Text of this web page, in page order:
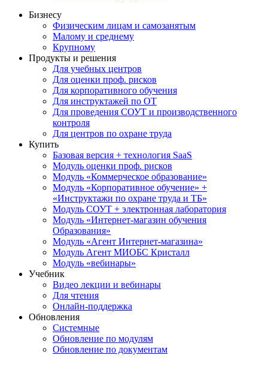
Бизнесу
Физическим лицам и самозанятым
Малому и среднему
Крупному
Продукты и решения
Для учебных центров
Для оценки проф. рисков
Для корпоративного обучения
Для инструктажей по ОТ
Для проведения СОУТ и производственного
контроля
Для центров по охране труда
Купить
Базовая версия + технология SaaS
Модуль оценки проф. рисков
Модуль «Коммерческое образование»
Модуль «Корпоративное обучение» +
«Инструктажи по охране труда и ТБ»
Модуль СОУТ + электронная лаборатория
Модуль «Интернет-магазин обучения
Образования»
Модуль «Агент Интернет-магазина»
Модуль Агент МИОБС Кристалл
Модуль «вебинары»
Учебник
Видео лекции и вебинары
Для чтения
Онлайн-поддержка
Обновления
Системные
Обновление по модулям
Обновление по документам